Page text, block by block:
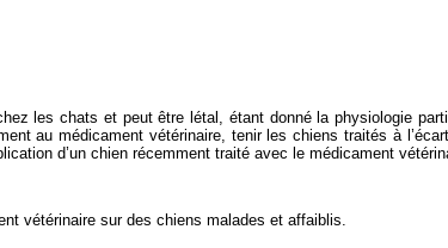
les chats et peut être létal, étant donné la physiologie
au médicament vétérinaire, tenir les chiens traités à
d’un chien récemment traité avec le médicament
vétérinaire sur des chiens malades et affaiblis.